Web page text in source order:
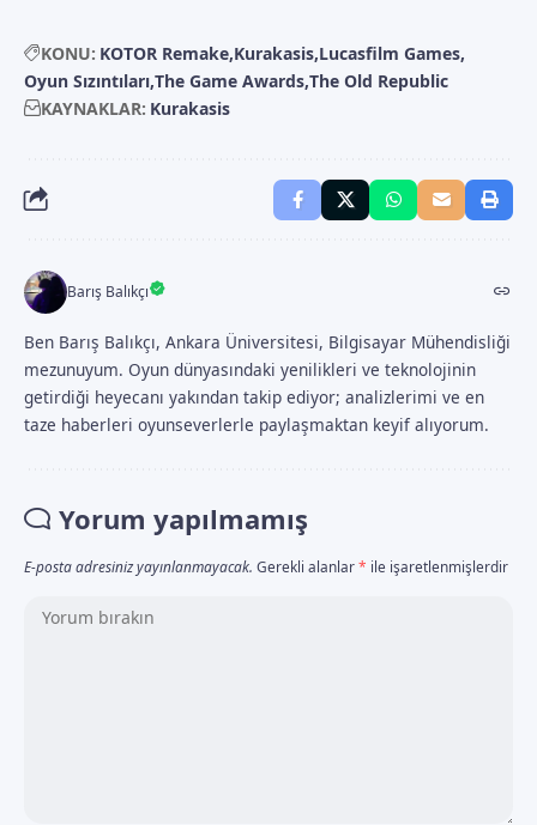
KONU: KOTOR Remake Kurakasis Lucasfilm Games
Oyun Sızıntıları The Game Awards The Old Republic
KAYNAKLAR: Kurakasis
Barış Balıkçı
Ben Barış Balıkçı, Ankara Üniversitesi, Bilgisayar Mühendisliği
mezunuyum. Oyun dünyasındaki yenilikleri ve teknolojinin
getirdiği heyecanı yakından takip ediyor; analizlerimi ve en
taze haberleri oyunseverlerle paylaşmaktan keyif alıyorum.
Yorum yapılmamış
E-posta adresiniz yayınlanmayacak. Gerekli alanlar* ile işaretlenmişlerdir